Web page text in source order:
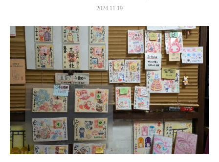
2024.11.19